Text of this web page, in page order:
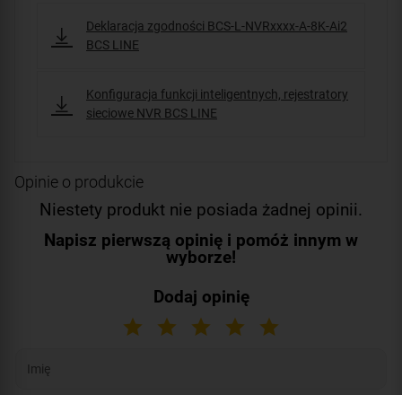
Deklaracja zgodności BCS-L-NVRxxxx-A-8K-Ai2
BCS LINE
Konfiguracja funkcji inteligentnych, rejestratory
sieciowe NVR BCS LINE
Opinie o produkcie
Niestety produkt nie posiada żadnej opinii.
Napisz pierwszą opinię i pomóż innym w
wyborze!
Dodaj opinię